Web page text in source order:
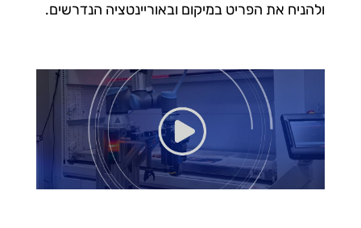
ולהניח את הפריט במיקום ובאוריינטציה הנדרשים.